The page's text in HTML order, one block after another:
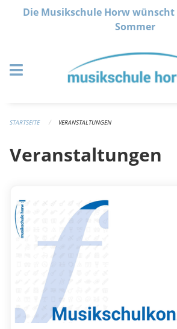
Navigation überspringen
Die Musikschule Horw
Sommer
STARTSEITE VERANSTALTUNGEN
Veranstaltungen